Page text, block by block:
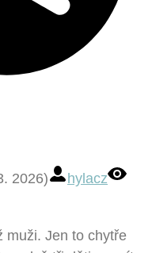
2026)
hylacz
muži. Jen to chytře